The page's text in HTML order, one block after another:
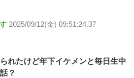
2025/09/12(金) 09:51:24.37
れたけど年下イケメンと毎日生中
？